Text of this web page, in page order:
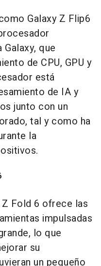
Galaxy Z Flip6
Galaxy, que
de CPU, GPU y
está
de IA y
junto con un
tal y como ha
la
Fold 6 ofrece las
impulsadas
lo que
su
un pequeño